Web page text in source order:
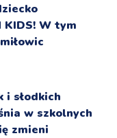
KIDS! W tym
i słodkich
w szkolnych
zmieni